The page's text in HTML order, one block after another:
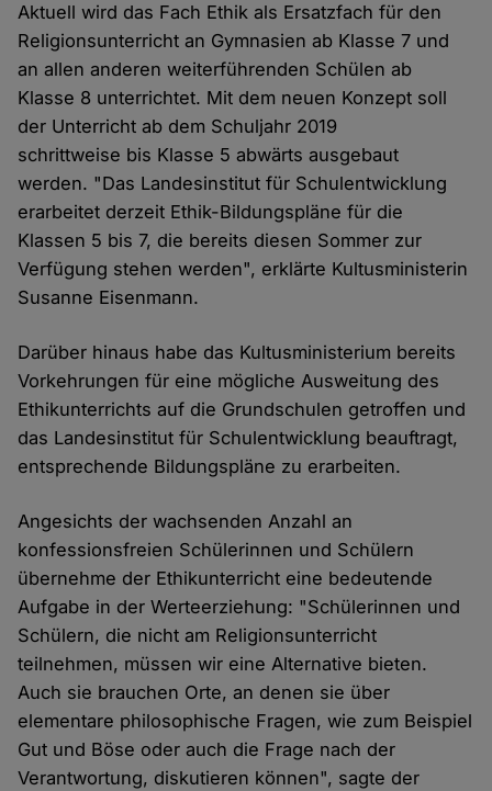
Aktuell wird das Fach Ethik als Ersatzfach für den
Religionsunterricht an Gymnasien ab Klasse 7 und
an allen anderen weiterführenden Schülen ab
Klasse 8 unterrichtet. Mit dem neuen Konzept soll
der Unterricht ab dem Schuljahr 2019
schrittweise bis Klasse 5 abwärts ausgebaut
werden. "Das Landesinstitut für Schulentwicklung
erarbeitet derzeit Ethik-Bildungspläne für die
Klassen 5 bis 7, die bereits diesen Sommer zur
Verfügung stehen werden", erklärte Kultusministerin
Susanne Eisenmann.
Darüber hinaus habe das Kultusministerium bereits
Vorkehrungen für eine mögliche Ausweitung des
Ethikunterrichts auf die Grundschulen getroffen und
das Landesinstitut für Schulentwicklung beauftragt,
entsprechende Bildungspläne zu erarbeiten.
Angesichts der wachsenden Anzahl an
konfessionsfreien Schülerinnen und Schülern
übernehme der Ethikunterricht eine bedeutende
Aufgabe in der Werteerziehung: "Schülerinnen und
Schülern, die nicht am Religionsunterricht
teilnehmen, müssen wir eine Alternative bieten.
Auch sie brauchen Orte, an denen sie über
elementare philosophische Fragen, wie zum Beispiel
Gut und Böse oder auch die Frage nach der
Verantwortung, diskutieren können", sagte der